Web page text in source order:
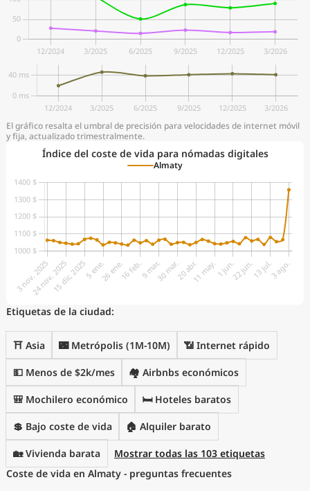
El gráfico resalta el umbral de precisión para velocidades de internet móvil
y fija, actualizado trimestralmente.
Índice del coste de vida para nómadas digitales
Almaty
Etiquetas de la ciudad:
⛩️ Asia 🌃 Metrópolis (1M-10M) 📶 Internet rápido
💵 Menos de $2k/mes 🏘️ Airbnbs económicos
🎒 Mochilero económico 🛏️ Hoteles baratos
💲 Bajo coste de vida 🏠 Alquiler barato
🏡 Vivienda barata
Mostrar todas las 103 etiquetas
Coste de vida en Almaty - preguntas frecuentes